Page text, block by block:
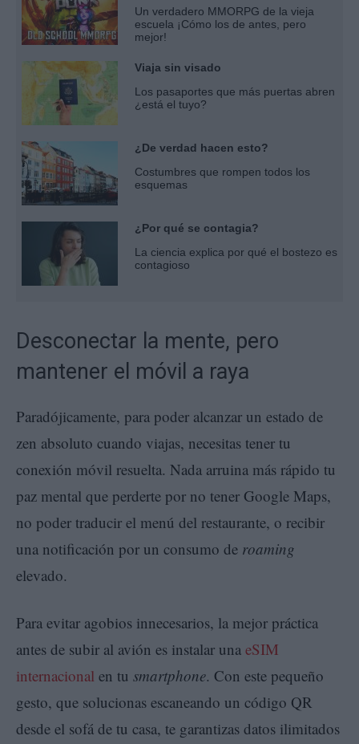
Un verdadero MMORPG de la vieja
escuela ¡Cómo los de antes, pero
mejor!
Viaja sin visado
Los pasaportes que más puertas abren
¿está el tuyo?
¿De verdad hacen esto?
Costumbres que rompen todos los
esquemas
¿Por qué se contagia?
La ciencia explica por qué el bostezo es
contagioso
Desconectar la mente, pero
mantener el móvil a raya
Paradójicamente, para poder alcanzar un estado de
zen absoluto cuando viajas, necesitas tener tu
conexión móvil resuelta. Nada arruina más rápido tu
paz mental que perderte por no tener Google Maps,
no poder traducir el menú del restaurante, o recibir
una notificación por un consumo de roaming
elevado.
Para evitar agobios innecesarios, la mejor práctica
antes de subir al avión es instalar una eSIM
internacional en tu smartphone. Con este pequeño
gesto, que solucionas escaneando un código QR
desde el sofá de tu casa, te garantizas datos ilimitados